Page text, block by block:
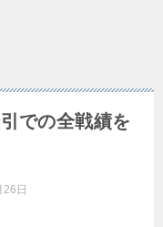
での全戦績を
日